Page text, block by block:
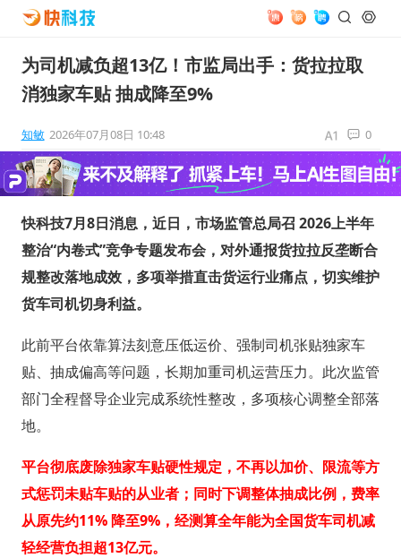
为司机减负超13亿！市监局出手：货拉拉取
消独家车贴 抽成降至9%
知敏 2026年07月08日 10:48 0
快科技7月8日消息，近日，市场监管总局召 2026上半年
整治“内卷式”竞争专题发布会，对外通报货拉拉反垄断合
规整改落地成效，多项举措直击货运行业痛点，切实维护
货车司机切身利益。
此前平台依靠算法刻意压低运价、强制司机张贴独家车
贴、抽成偏高等问题，长期加重司机运营压力。此次监管
部门全程督导企业完成系统性整改，多项核心调整全部落
地。
平台彻底废除独家车贴硬性规定，不再以加价、限流等方
式惩罚未贴车贴的从业者；同时下调整体抽成比例，费率
从原先约11% 降至9%，经测算全年能为全国货车司机减
轻经营负担超13亿元。